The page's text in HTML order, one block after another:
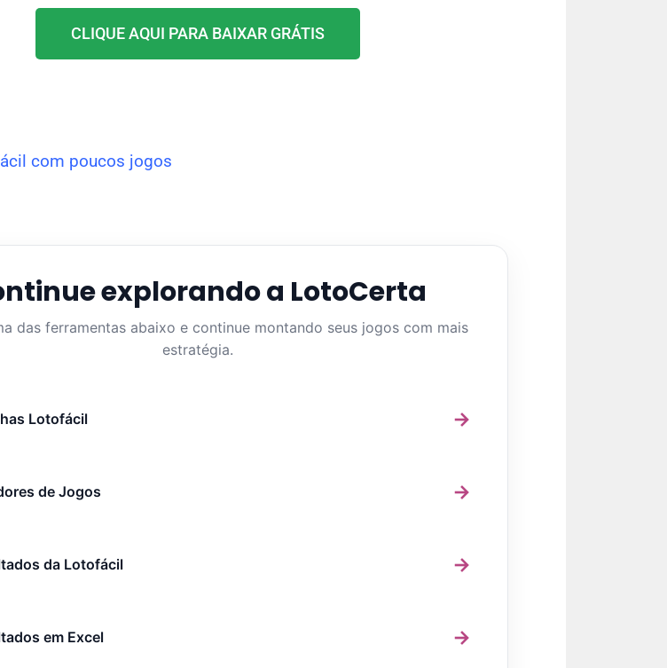
CLIQUE AQUI PARA BAIXAR GRÁTIS
com poucos jogos
explorando a LotoCerta
das ferramentas abaixo e continue montando seus jogos com mais
estratégia.
Lotofácil →
de Jogos →
da Lotofácil →
em Excel →